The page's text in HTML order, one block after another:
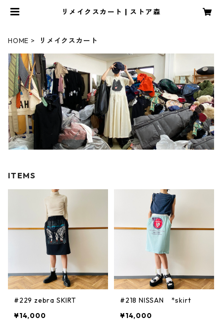
リメイクスカート | ストア森
HOME リメイクスカート
ITEMS
#229 zebra SKIRT
¥14,000
#218 NISSAN *skirt
¥14,000